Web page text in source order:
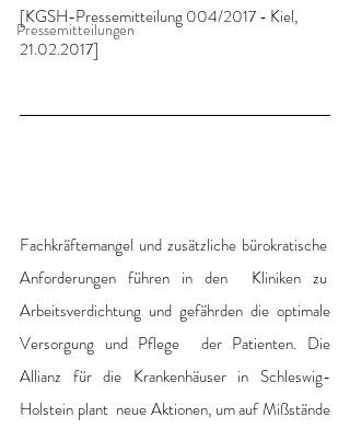
Pressemitteilungen
[KGSH-Pressemitteilung 004/2017 - Kiel,
21.02.2017]
Fachkräftemangel und zusätzliche bürokratische
Anforderungen führen in den  Kliniken zu
Arbeitsverdichtung und gefährden die optimale
Versorgung und Pflege  der Patienten. Die
Allianz für die Krankenhäuser in Schleswig-
Holstein plant  neue Aktionen, um auf Mißstände